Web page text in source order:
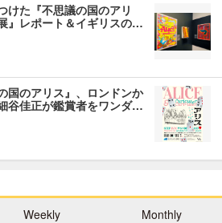
けた『不思議の国のアリ
』レポート＆イギリスの…
国のアリス』、ロンドンか
谷佳正が鑑賞者をワンダ…
Weekly Monthly